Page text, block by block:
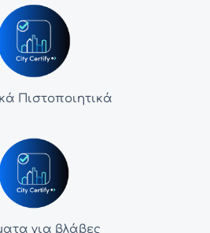
Πιστοποιητικά
για βλάβες